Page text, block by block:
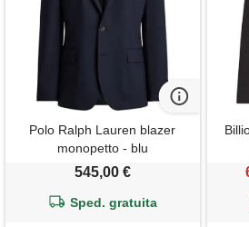
Polo Ralph Lauren blazer
monopetto - blu
545,00 €
Sped. gratuita